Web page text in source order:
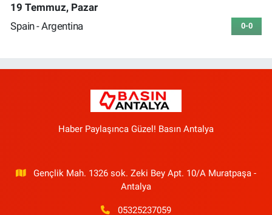
19 Temmuz, Pazar
Spain - Argentina
0-0
Haber Paylaşınca Güzel! Basın Antalya
Gençlik Mah. 1326 sok. Zeki Bey Apt. 10/A Muratpaşa -
Antalya
05325237059